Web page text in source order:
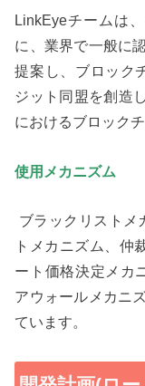
LinkEyeチームは
に、業界で一般に
提案し、ブロック
ジット同盟を創造
におけるブロック
使用メカニズム
ブラックリストメ
トメカニズム、仲
ート価格決定メカ
アウォールメカニ
ています。